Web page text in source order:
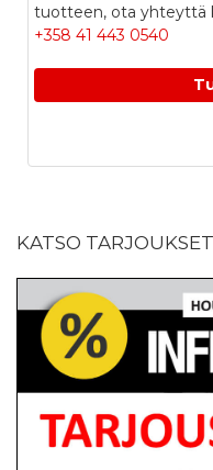
tuotteen, ota yhteyttä
+358 41 443 0540
KATSO